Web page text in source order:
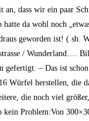
dass wir ein paar
da wohl noch
geworden ist! ( sh.
/ Wunderland….
gefertigt. – Das ist
Würfel herstellen, die
die noch viel
kein Problem:Von